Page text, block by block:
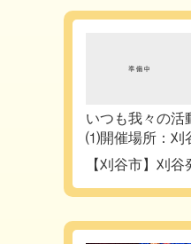
いつも我々の活
⑴開催場所：刈
【刈谷市】刈